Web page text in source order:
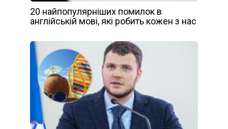
20 найпопулярніших помилок в
англійській мові, які робить кожен з нас